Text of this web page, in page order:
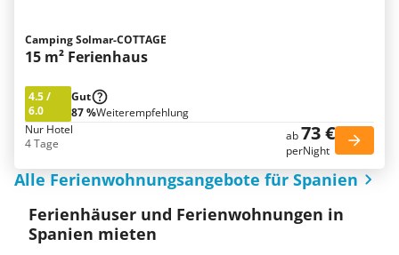
Camping Solmar-COTTAGE
15 m² Ferienhaus
4.5/
6.0
Gut
87 %Weiterempfehlung
Nur Hotel
4 Tage
ab73 €
perNight
Alle Ferienwohnungsangebote für Spanien
Ferienhäuser und Ferienwohnungen in
Spanien mieten